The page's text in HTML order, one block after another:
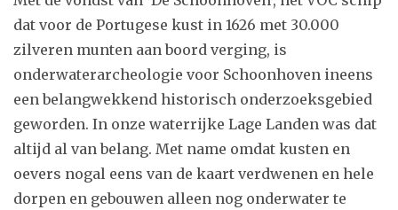
dat voor de Portugese kust in 1626 met 30.000
zilveren munten aan boord verging, is
onderwaterarcheologie voor Schoonhoven ineens
een belangwekkend historisch onderzoeksgebied
geworden. In onze waterrijke Lage Landen was dat
altijd al van belang. Met name omdat kusten en
oevers nogal eens van de kaart verdwenen en hele
dorpen en gebouwen alleen nog onderwater te